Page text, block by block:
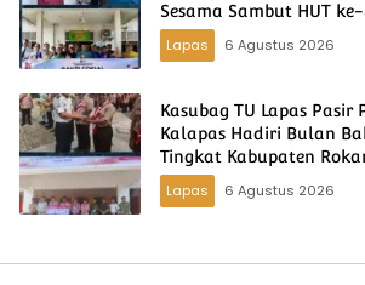
Sesama Sambut HUT
Lapas
6 Agustus 2026
Kasubag TU Lapas
Kalapas Hadiri Bulan
Tingkat Kabupaten
Lapas
6 Agustus 2026